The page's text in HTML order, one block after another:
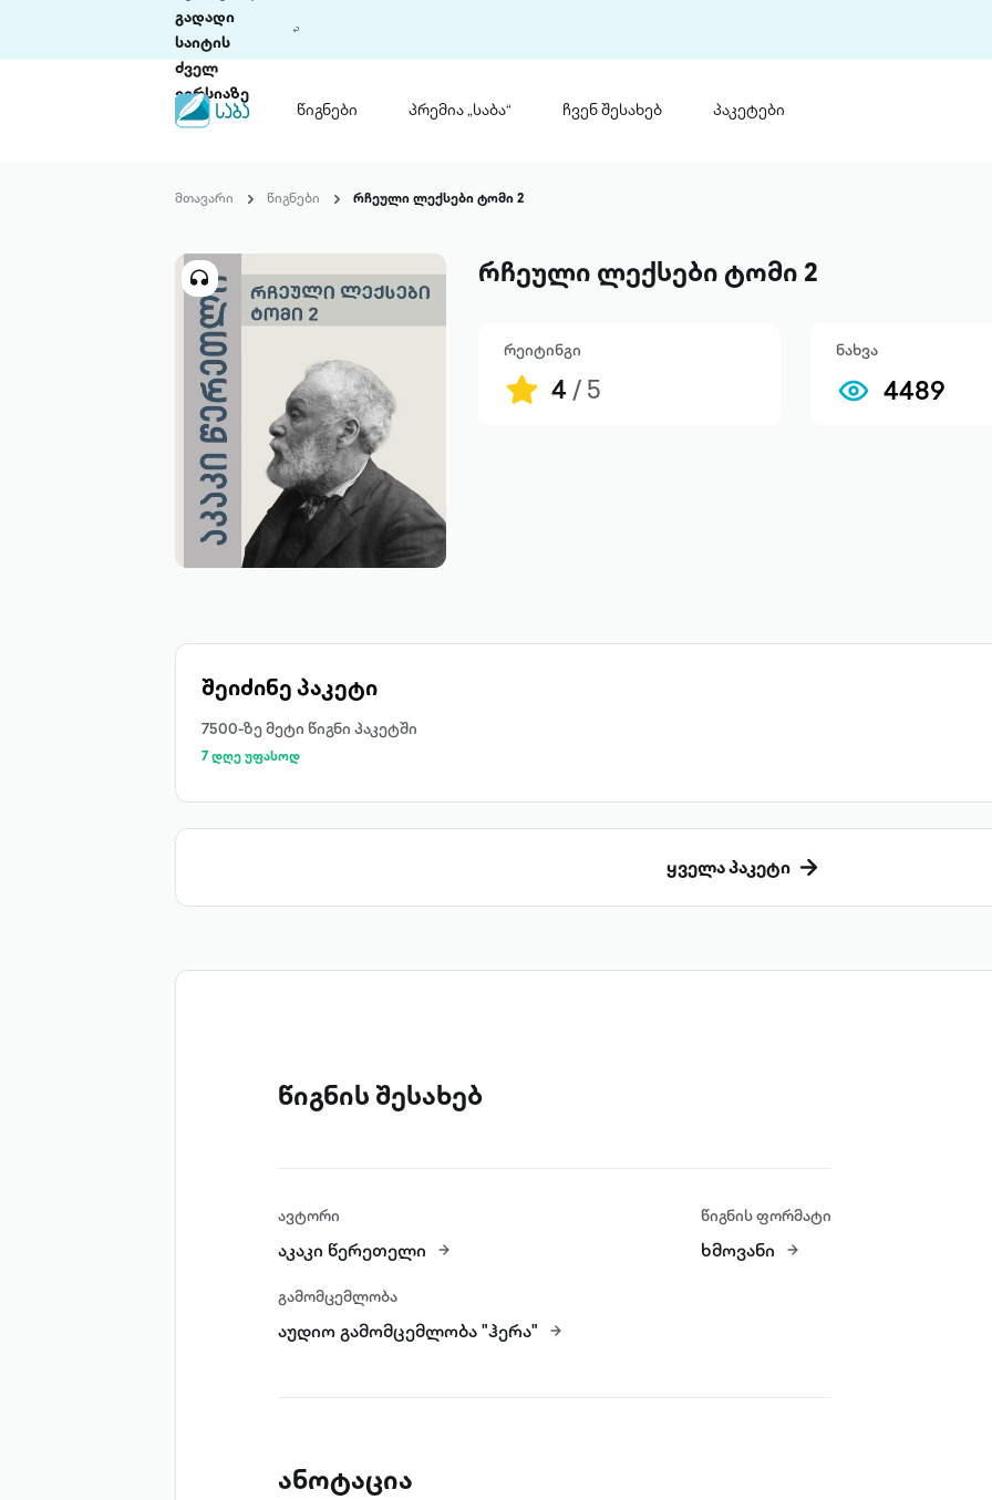
გადადი
საიტის
ძველ
ვერსიაზე
წიგნები პრემია „საბა“
ლიტერატურული პრემია „საბა“
წესდება
საკონკურსო განაცხადი
ჩვენ შესახებ პაკეტები
ჩვენ შესახებ
პაკეტები
მთავარი წიგნები რჩეული ლექსები ტომი 2
რჩეული ლექსები ტომი 2
რეიტინგი
4/ 5
ნახვა
4489
შეიძინე პაკეტი
7500-ზე მეტი წიგნი პაკეტში
7 დღე უფასოდ
ყველა პაკეტი
წიგნის შესახებ
ავტორი
აკაკი წერეთელი
გამომცემლობა
აუდიო გამომცემლობა "ჰერა"
წიგნის ფორმატი
ხმოვანი
ანოტაცია